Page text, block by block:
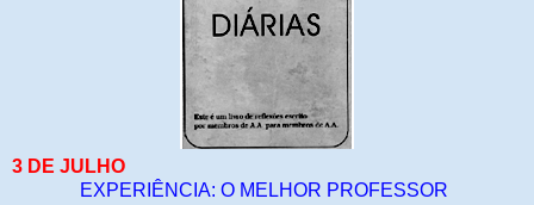
3 DE JULHO
EXPERIÊNCIA: O MELHOR PROFESSOR